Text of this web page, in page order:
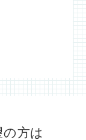
方は